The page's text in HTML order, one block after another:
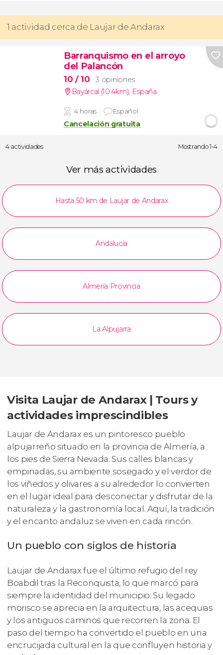
1 actividad cerca de Laujar de Andarax
Barranquismo en el arroyo
del Palancón
10 / 10
3 opiniones
Bayárcal (10.4km) España
4 horas Español
Cancelación gratuita
4 actividades Mostrando 1-4
Ver más actividades
Hasta 50 km de Laujar de Andarax
Andalucía
Almería Provincia
La Alpujarra
Visita Laujar de Andarax | Tours y
actividades imprescindibles
Laujar de Andarax es un pintoresco pueblo
alpujarreño situado en la provincia de Almería, a
los pies de Sierra Nevada. Sus calles blancas y
empinadas, su ambiente sosegado y el verdor de
los viñedos y olivares a su alrededor lo convierten
en el lugar ideal para desconectar y disfrutar de la
naturaleza y la gastronomía local. Aquí, la tradición
y el encanto andaluz se viven en cada rincón.
Un pueblo con siglos de historia
Laujar de Andarax fue el último refugio del rey
Boabdil tras la Reconquista, lo que marcó para
siempre la identidad del municipio. Su legado
morisco se aprecia en la arquitectura, las acequias
y los antiguos caminos que recorren la zona. El
paso del tiempo ha convertido el pueblo en una
encrucijada cultural en la que confluyen historia y